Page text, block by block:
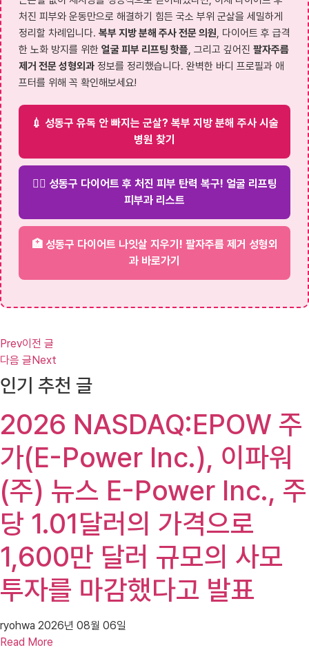
처진 피부와 운동만으로 해결하기 힘든 국소 부위 군살을 세밀하게
정리할 차례입니다. 복부 지방 분해 주사 전문 의원, 다이어트 후 급격
한 노화 방지를 위한 얼굴 피부 리프팅 핫플, 그리고 깊어진 팔자주름
제거 전문 성형외과 정보를 정리했습니다. 완벽한 바디 프로필과 애
프터를 위해 꼭 확인해보세요!
💉 성동구 유독 안 빠지는 군살? 복부 지방 분해 주사 시술
병원 찾기
💆‍♀️ 성동구 다이어트 후 처진 피부 탄력 복구! 얼굴 리프팅
피부과 리스트
🏥 성동구 다이어트 나잇살 지우기! 팔자주름 제거 성형외
과 바로가기
Prev이전 글
다음 글 Next
인기 추천 글
2026 NASDAQ:EPOW 주
가(E-Power Inc.), 이파워
(주) 뉴스 E-Power Inc., 주
당 1.01달러의 가격으로
1,600만 달러 규모의 사모
투자를 마감했다고 발표
ryohwa 2026년 08월 06일
Read More